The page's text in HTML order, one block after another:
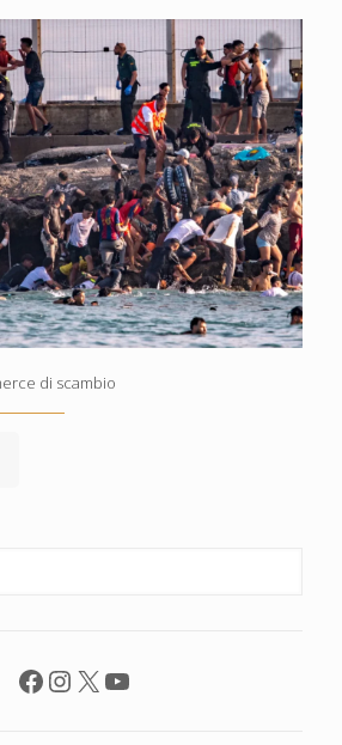
di scambio
Facebook
Instagram
X YouTube